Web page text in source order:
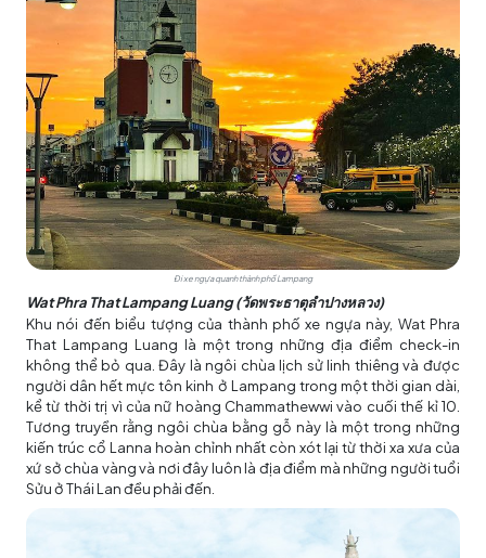
Đi xe ngựa quanh thành phố Lampang
Wat Phra That Lampang Luang (วัดพระธาตุลำปางหลวง)
Khu nói đến biểu tượng của thành phố xe ngựa này, Wat Phra
That Lampang Luang là một trong những địa điểm check-in
không thể bỏ qua. Đây là ngôi chùa lịch sử linh thiêng và được
người dân hết mực tôn kinh ở Lampang trong một thời gian dài,
kể từ thời trị vì của nữ hoàng Chammathewwi vào cuối thế kỉ 10.
Tương truyền rằng ngôi chùa bằng gỗ này là một trong những
kiến trúc cổ Lanna hoàn chỉnh nhất còn xót lại từ thời xa xưa của
xứ sở chùa vàng và nơi đây luôn là địa điểm mà những người tuổi
Sửu ở Thái Lan đều phải đến.